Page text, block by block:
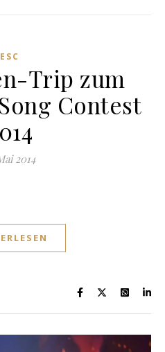
ESC
Trip zum
Contest
2014